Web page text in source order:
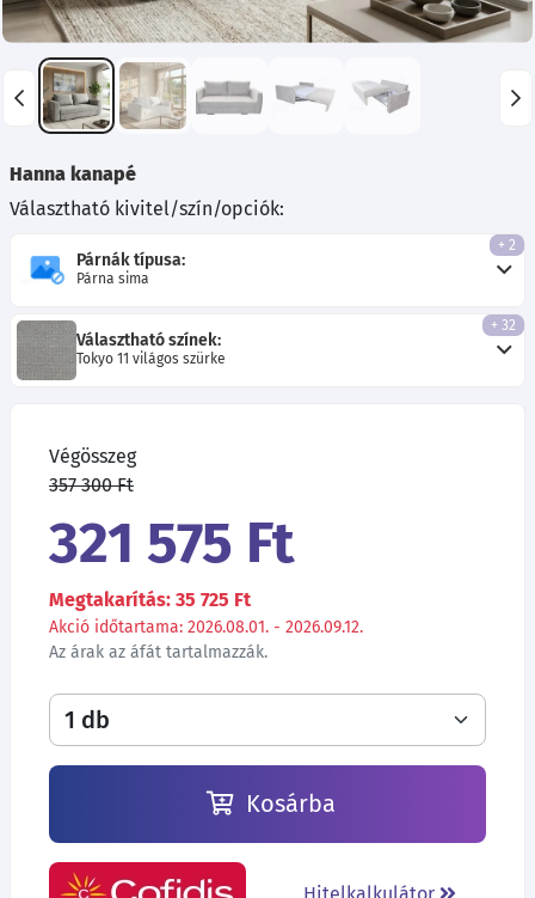
Hanna kanapé
Választható kivitel/szín/opciók:
Párnák típusa:
Párna sima
+ 2
Választható színek:
Tokyo 11 világos szürke
+ 32
Végösszeg
357 300 Ft
321 575 Ft
Megtakarítás: 35 725 Ft
Akció időtartama: 2026.08.01. - 2026.09.12.
Az árak az áfát tartalmazzák.
Kosárba
Hitelkalkulátor